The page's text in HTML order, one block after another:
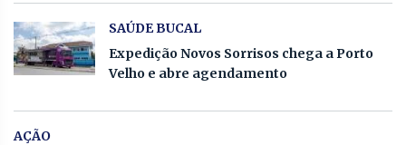
SAÚDE BUCAL
Expedição Novos Sorrisos chega a Porto
Velho e abre agendamento
AÇÃO